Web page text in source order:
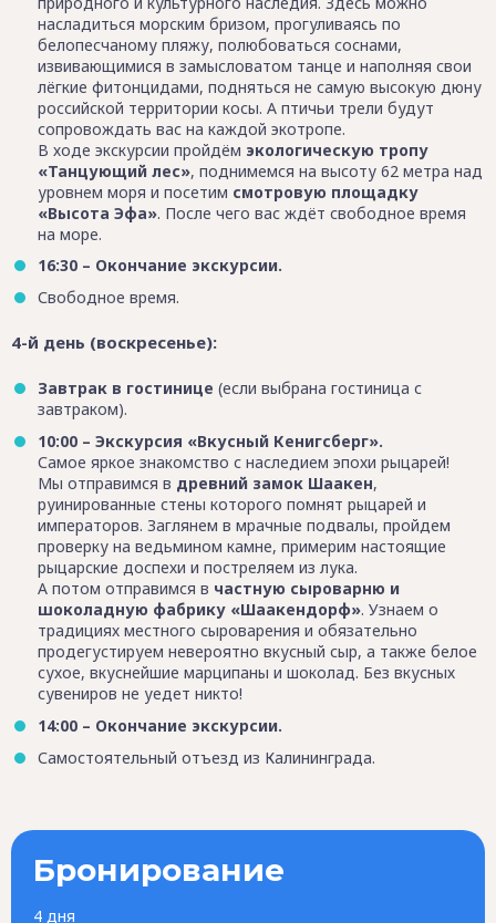
насладиться морским бризом, прогуливаясь по
белопесчаному пляжу, полюбоваться соснами,
извивающимися в замысловатом танце и наполняя свои
лёгкие фитонцидами, подняться не самую высокую дюну
российской территории косы. А птичьи трели будут
сопровождать вас на каждой экотропе.
В ходе экскурсии пройдём экологическую тропу
«Танцующий лес», поднимемся на высоту 62 метра над
уровнем моря и посетим смотровую площадку
«Высота Эфа». После чего вас ждёт свободное время
на море.
16:30 – Окончание экскурсии.
Свободное время.
4-й день (воскресенье):
Завтрак в гостинице (если выбрана гостиница с
завтраком).
10:00 – Экскурсия «Вкусный Кенигсберг».
Самое яркое знакомство с наследием эпохи рыцарей!
Мы отправимся в древний замок Шаакен,
руинированные стены которого помнят рыцарей и
императоров. Заглянем в мрачные подвалы, пройдем
проверку на ведьмином камне, примерим настоящие
рыцарские доспехи и постреляем из лука.
А потом отправимся в частную сыроварню и
шоколадную фабрику «Шаакендорф». Узнаем о
традициях местного сыроварения и обязательно
продегустируем невероятно вкусный сыр, а также белое
сухое, вкуснейшие марципаны и шоколад. Без вкусных
сувениров не уедет никто!
14:00 – Окончание экскурсии.
Самостоятельный отъезд из Калининграда.
Бронирование
4 дня